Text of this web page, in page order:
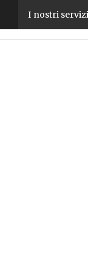
I nostri servizi
Digital Twin: